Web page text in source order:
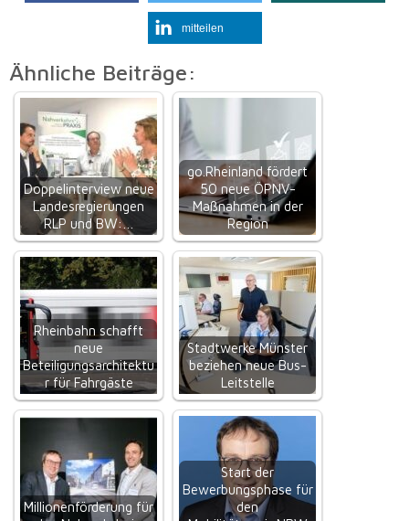
mitteilen
Ähnliche Beiträge:
Doppelinterview neue
Landesregierungen
RLP und BW:…
go.Rheinland fördert
50 neue ÖPNV-
Maßnahmen in der
Region
Rheinbahn schafft
neue
Beteiligungsarchitektu
r für Fahrgäste
Stadtwerke Münster
beziehen neue Bus-
Leitstelle
Millionenförderung für
Start der
Bewerbungsphase für
den